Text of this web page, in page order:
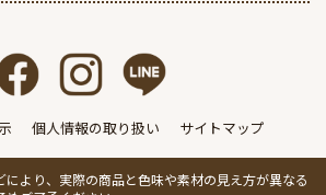
個人情報の取り扱い サイトマップ
より、実際の商品と色味や素材の見え方が異なる